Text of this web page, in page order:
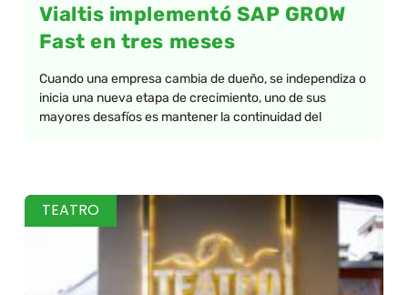
Vialtis implementó SAP GROW
Fast en tres meses
Cuando una empresa cambia de dueño, se independiza o
inicia una nueva etapa de crecimiento, uno de sus
mayores desafíos es mantener la continuidad del
TEATRO